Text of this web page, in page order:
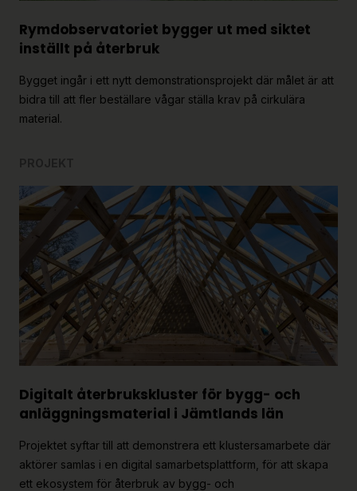
Rymdobservatoriet bygger ut med siktet
inställt på återbruk
Bygget ingår i ett nytt demonstrationsprojekt där målet är att
bidra till att fler beställare vågar ställa krav på cirkulära
material.
Digitalt återbrukskluster för bygg- och
anläggningsmaterial i Jämtlands län
Projektet syftar till att demonstrera ett klustersamarbete där
aktörer samlas i en digital samarbetsplattform, för att skapa
ett ekosystem för återbruk av bygg- och